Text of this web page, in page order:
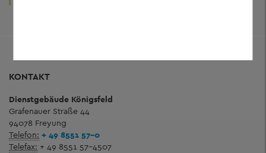
KONTAKT
Dienstgebäude Königsfeld
Grafenauer Straße 44
94078 Freyung
Telefon: + 49 8551 57-0
Telefax: + 49 8551 57-4507